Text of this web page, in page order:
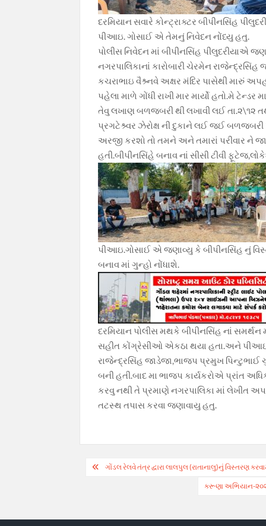
દરમિયાન સવારે કોન્ટ્રાક્ટર બીપીનસિંહ
પીઆઇ. ગોસાઈ એ તેમનું નિવેદન નોંધ્યુ હતુ.
પોલીસ નિવેદન માં બીપીનસિંહ પીલુદરીયાએ
નગરપાલિકાનાં કારોબારી ચેરમેન
કચરાભાઇ વૈશ્ર્નવે અક્ષર મંદિર પાસેથી મારું
પહેલા માળે ગોંધી રાખી માર માર્યો હતો.મે
તેવુ લખાણ બળજબરી થી લખાવી લઈ તા.૨\૧૨
પ્રગટેશ્ર્વર ઝેરોક્ષ ની દુકાને લઈ જઈ બળજબરી
અરજી કરશો તો તમને અને તમારાં પરીવાર ને
હતી.બીપીનસિંહે બનાવ નાં સીસી ટીવી
પીઆઇ.ગોસાઈ એ જણાવ્યુ કે બીપીનસિંહ નું
બનાવ માં ગુન્હો નોંધાશે.
દરમિયાન પોલીસ મથકે બીપીનસિંહ નાં
સહીત કોંગ્રેસીઓ એકઠા થયા હતા.અને
રાજેન્દ્રસિંહ જાડેજા,ભાજપ પ્રમુખ પિન્ટુભાઈ
બની હતી.બાદ મા ભાજપ કાર્યકરોએ પ્રાંત
કરવુ નથી તે પ્રમાણે નગરપાલિકા માં લેખીત
તટસ્થ તપાસ કરવા જણાવાયુ હતુ.
Postગોંડલ રેલવે તંત્ર દ્વારા લાલપુલ (રાતાનાલુ)નું વિસ્તરણ
કરૂણા અભિયાન-